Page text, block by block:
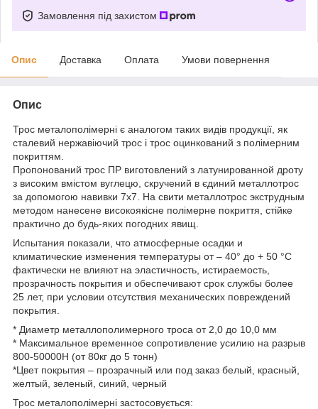
Замовлення під захистом
Опис Доставка Оплата Умови повернення
Опис
Трос металополімерні є аналогом таких видів продукції, як
сталевий нержавіючий трос і трос оцинкований з полімерним
покриттям.
Пропонований трос ПР виготовлений з латунированной дроту
з високим вмістом вуглецю, скручений в єдиний металлотрос
за допомогою навивки 7x7. На свити металлотрос экструдным
методом нанесене високоякісне полімерне покриття, стійке
практично до будь-яких погодних явищ.
Испытания показали, что атмосферные осадки и
климатические изменения температуры от – 40° до + 50 °С
фактически не влияют на эластичность, истираемость,
прозрачность покрытия и обеспечивают срок службы более
25 лет, при условии отсутствия механических повреждений
покрытия.
* Диаметр металлополимерного троса от 2,0 до 10,0 мм
* Максимальное временное сопротивление усилию на разрыв
800-50000Н (от 80кг до 5 тонн)
*Цвет покрытия – прозрачный или под заказ белый, красный,
желтый, зеленый, синий, черный
Трос металополімерні застосовується: